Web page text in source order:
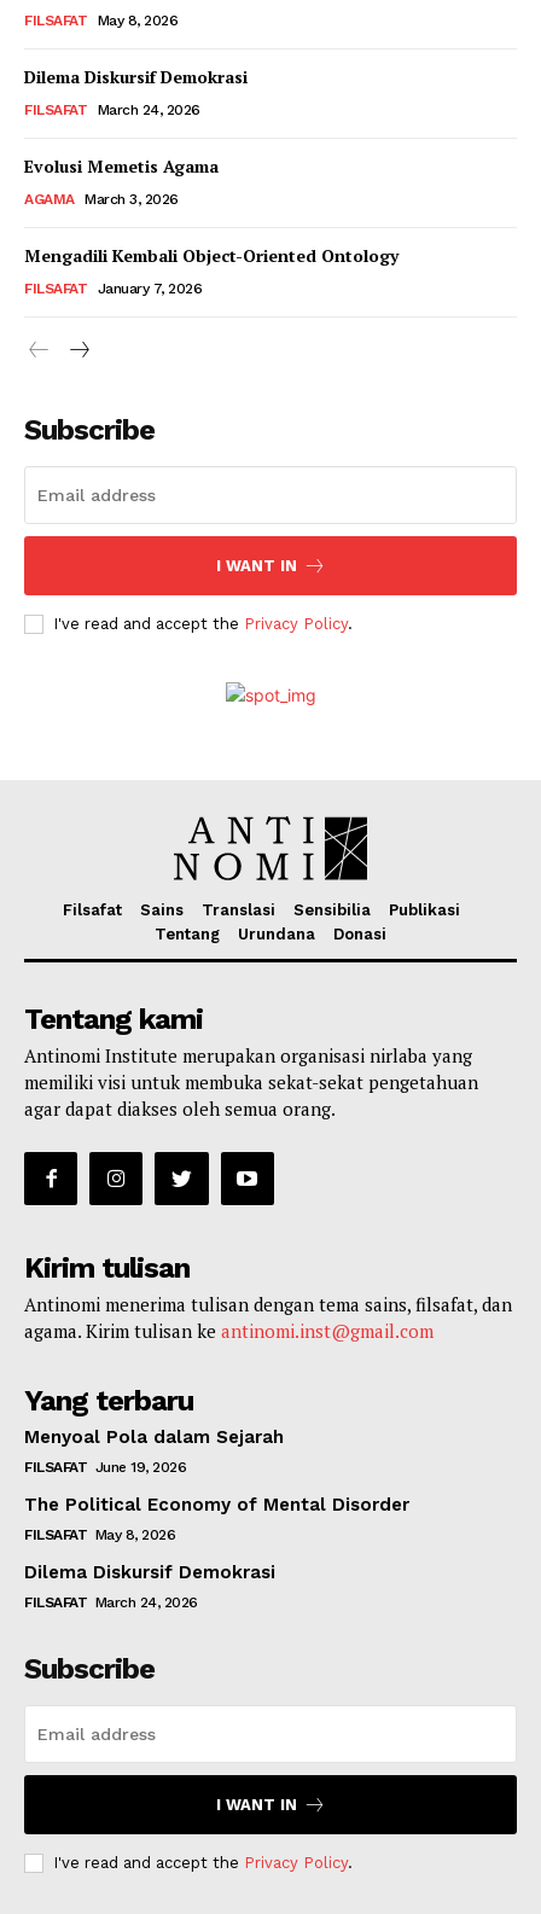
FILSAFAT May 8, 2026
Dilema Diskursif Demokrasi
FILSAFAT March 24, 2026
Evolusi Memetis Agama
AGAMA March 3, 2026
Mengadili Kembali Object-Oriented Ontology
FILSAFAT January 7, 2026
Subscribe
I WANT IN
I've read and accept the Privacy Policy.
Filsafat Sains Translasi Sensibilia
Publikasi
Tentang
Urundana Donasi
Tentang kami
Antinomi Institute merupakan organisasi nirlaba yang
memiliki visi untuk membuka sekat-sekat pengetahuan
agar dapat diakses oleh semua orang.
Kirim tulisan
Antinomi menerima tulisan dengan tema sains, filsafat, dan
agama. Kirim tulisan ke antinomi.inst@gmail.com
Yang terbaru
Menyoal Pola dalam Sejarah
FILSAFAT June 19, 2026
The Political Economy of Mental Disorder
FILSAFAT May 8, 2026
Dilema Diskursif Demokrasi
FILSAFAT March 24, 2026
Subscribe
I WANT IN
I've read and accept the Privacy Policy.